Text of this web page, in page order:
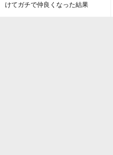
けてガチで仲良くなった結果